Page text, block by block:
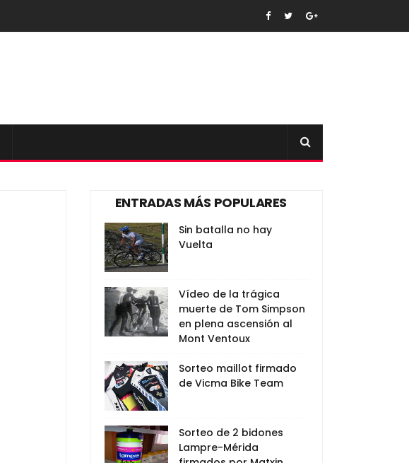
ENTRADAS MÁS POPULARES
Sin batalla no hay
Vuelta
Vídeo de la trágica
muerte de Tom Simpson
en plena ascensión al
Mont Ventoux
Sorteo maillot firmado
de Vicma Bike Team
Sorteo de 2 bidones
Lampre-Mérida